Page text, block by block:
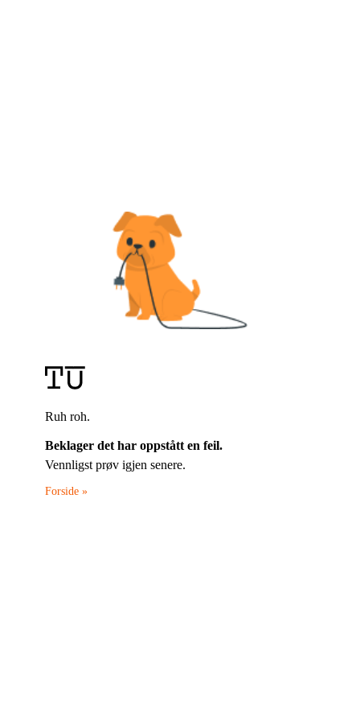
Ruh roh.
Beklager det har oppstått en feil.
Vennligst prøv igjen senere.
Forside »